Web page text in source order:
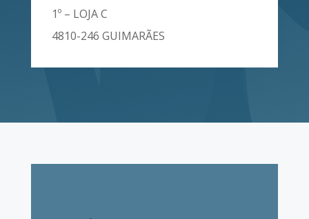
1º – LOJA C
4810-246 GUIMARÃES